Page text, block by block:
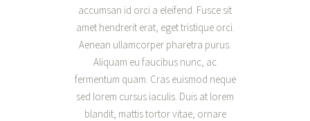
accumsan id orci a eleifend. Fusce sit
amet hendrerit erat, eget tristique orci.
Aenean ullamcorper pharetra purus.
Aliquam eu faucibus nunc, ac
fermentum quam. Cras euismod neque
sed lorem cursus iaculis. Duis at lorem
blandit, mattis tortor vitae, ornare